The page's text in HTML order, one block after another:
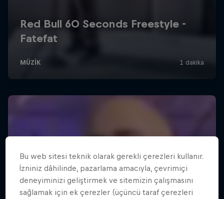
Bu web sitesi teknik olarak gerekli çerezleri kullanır.
İzniniz dâhilinde, pazarlama amacıyla, çevrimiçi
deneyiminizi geliştirmek ve sitemizin çalışmasını
sağlamak için ek çerezler (üçüncü taraf çerezleri